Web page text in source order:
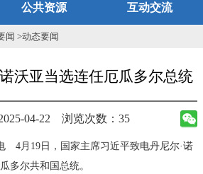
公共资源 互动交流
闻 >动态要闻
沃亚当选连任厄瓜多尔总统
04-22 浏览次数：35
4月19日，国家主席习近平致电丹尼尔·诺
多尔共和国总统。